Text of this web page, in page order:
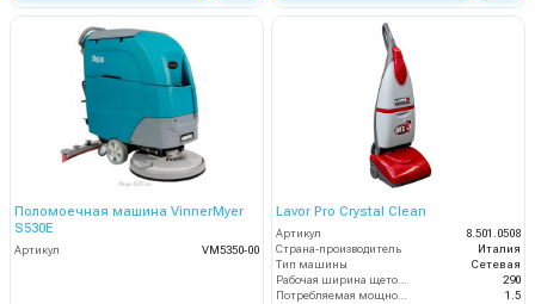
Поломоечная машина VinnerMyer
S530E
Артикул VM5350-00
Lavor Pro Crystal Clean
Артикул
8.501.0508
Страна-производитель
Италия
Тип машины
Сетевая
Рабочая ширина щеток (мм)
290
Потребляемая мощность (кВт)
1.5